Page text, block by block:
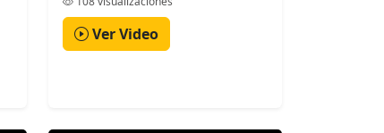
Ver Video